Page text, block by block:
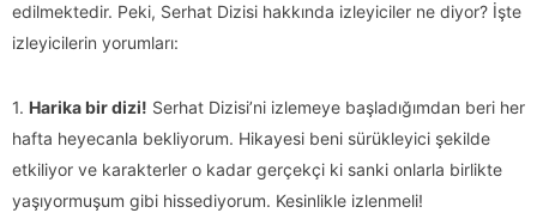
edilmektedir. Peki, Serhat Dizisi hakkında izleyiciler ne diyor? İşte
izleyicilerin yorumları:
1. Harika bir dizi! Serhat Dizisi’ni izlemeye başladığımdan beri her
hafta heyecanla bekliyorum. Hikayesi beni sürükleyici şekilde
etkiliyor ve karakterler o kadar gerçekçi ki sanki onlarla birlikte
yaşıyormuşum gibi hissediyorum. Kesinlikle izlenmeli!